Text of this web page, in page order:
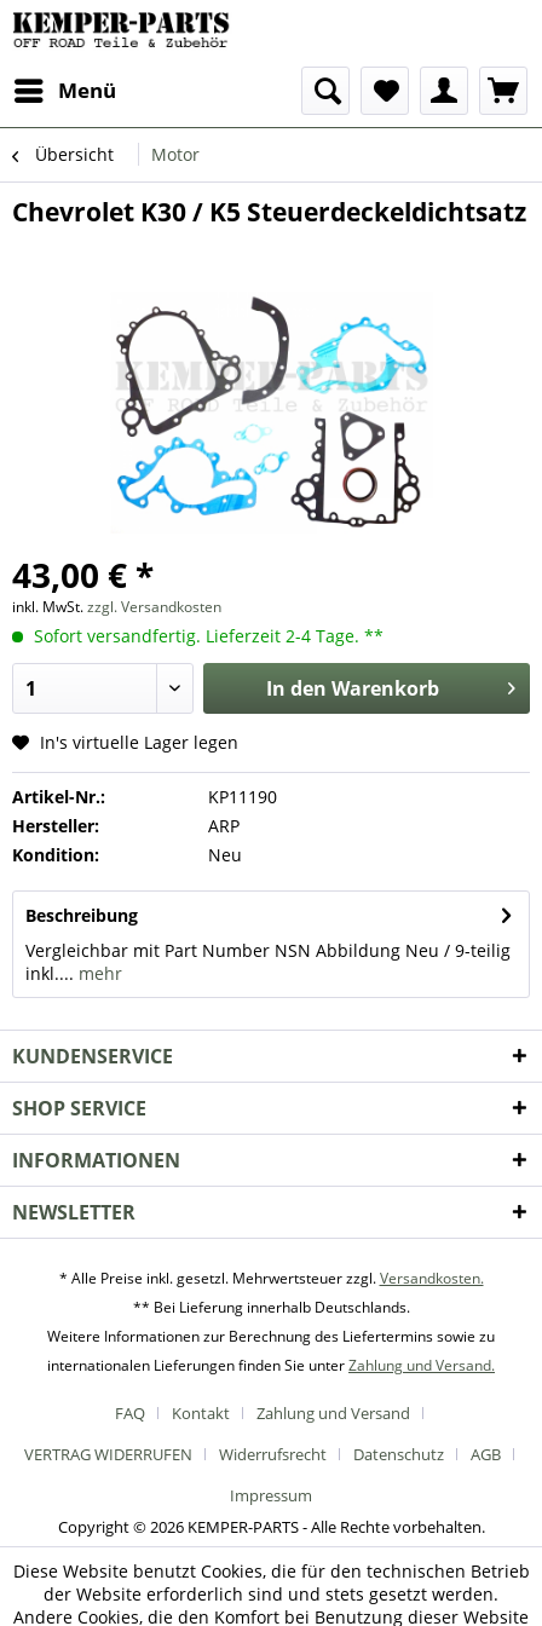
Menü
Übersicht Motor
Chevrolet K30 / K5 Steuerdeckeldichtsatz
43,00 € *
inkl. MwSt.zzgl. Versandkosten
Sofort versandfertig. Lieferzeit 2-4 Tage. **
In den Warenkorb
In's virtuelle Lager legen
Artikel-Nr.:
KP11190
Hersteller:
ARP
Kondition:
Neu
Beschreibung
Vergleichbar mit Part Number NSN Abbildung Neu / 9-teilig
inkl.... mehr
KUNDENSERVICE
SHOP SERVICE
INFORMATIONEN
NEWSLETTER
* Alle Preise inkl. gesetzl. Mehrwertsteuer zzgl.Versandkosten.
** Bei Lieferung innerhalb Deutschlands.
Weitere Informationen zur Berechnung des Liefertermins sowie zu
internationalen Lieferungen finden Sie unterZahlung und Versand.
FAQ Kontakt
Zahlung und Versand
VERTRAG WIDERRUFEN
Widerrufsrecht Datenschutz
AGB
Impressum
Copyright © 2026 KEMPER-PARTS - Alle Rechte vorbehalten.
Diese Website benutzt Cookies, die für den technischen Betrieb
der Website erforderlich sind und stets gesetzt werden.
Andere Cookies, die den Komfort bei Benutzung dieser Website